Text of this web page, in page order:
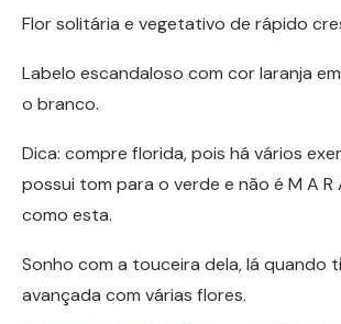
Flor solitária e vegetativo de rápido
Labelo escandaloso com cor laranja
o branco.
Dica: compre florida, pois há vários
possui tom para o verde e não é M A R
como esta.
Sonho com a touceira dela, lá quando
avançada com várias flores.